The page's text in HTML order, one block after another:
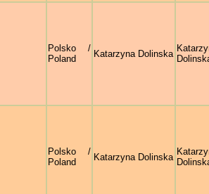
Polsko /
Poland
Katarzyna Dolinska
Polsko /
Poland
Katarzyna Dolinska